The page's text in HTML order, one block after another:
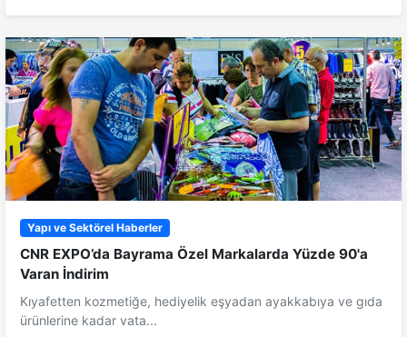
Yapı ve Sektörel Haberler
CNR EXPO’da Bayrama Özel Markalarda Yüzde 90'a
Varan İndirim
Kıyafetten kozmetiğe, hediyelik eşyadan ayakkabıya ve gıda
ürünlerine kadar vata...